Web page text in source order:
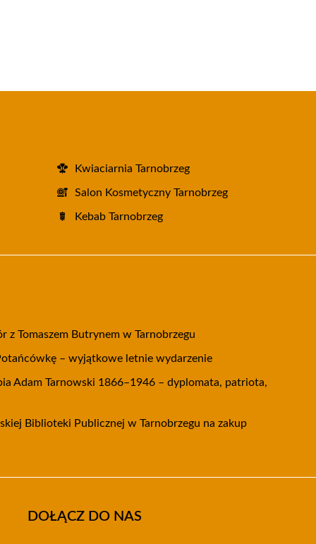
Kwiaciarnia Tarnobrzeg
Salon Kosmetyczny Tarnobrzeg
Kebab Tarnobrzeg
z Tomaszem Butrynem w Tarnobrzegu
– wyjątkowe letnie wydarzenie
Adam Tarnowski 1866–1946 – dyplomata, patriota,
Biblioteki Publicznej w Tarnobrzegu na zakup
DOŁĄCZ DO NAS